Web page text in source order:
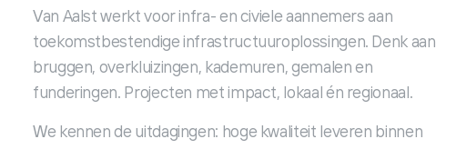
Van Aalst werkt voor infra- en civiele aannemers aan
toekomstbestendige infrastructuuroplossingen. Denk aan
bruggen, overkluizingen, kademuren, gemalen en
funderingen. Projecten met impact, lokaal én regionaal.
We kennen de uitdagingen: hoge kwaliteit leveren binnen